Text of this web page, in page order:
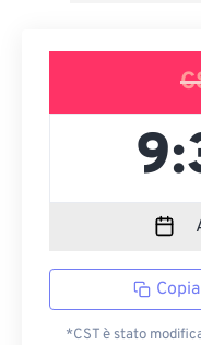
*CST è stato